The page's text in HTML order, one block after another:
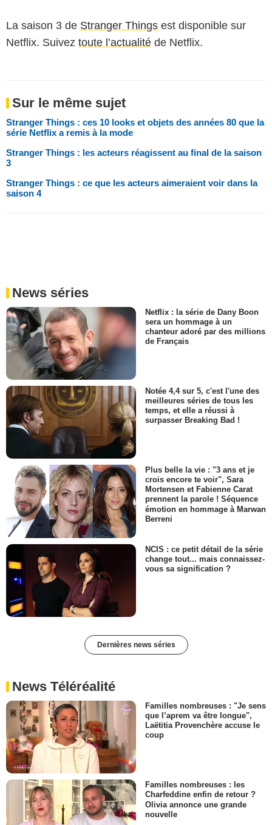
La saison 3 de Stranger Things est disponible sur
Netflix. Suivez toute l’actualité de Netflix.
Sur le même sujet
Stranger Things : ces 10 looks et objets des années 80 que la
série Netflix a remis à la mode
Stranger Things : les acteurs réagissent au final de la saison
3
Stranger Things : ce que les acteurs aimeraient voir dans la
saison 4
News séries
Netflix : la série de Dany Boon
sera un hommage à un
chanteur adoré par des millions
de Français
Notée 4,4 sur 5, c'est l'une des
meilleures séries de tous les
temps, et elle a réussi à
surpasser Breaking Bad !
Plus belle la vie : "3 ans et je
crois encore te voir", Sara
Mortensen et Fabienne Carat
prennent la parole ! Séquence
émotion en hommage à Marwan
Berreni
NCIS : ce petit détail de la série
change tout... mais connaissez-
vous sa signification ?
Dernières news séries
News Téléréalité
Familles nombreuses : "Je sens
que l’aprem va être longue",
Laëtitia Provenchère accuse le
coup
Familles nombreuses : les
Charfeddine enfin de retour ?
Olivia annonce une grande
nouvelle